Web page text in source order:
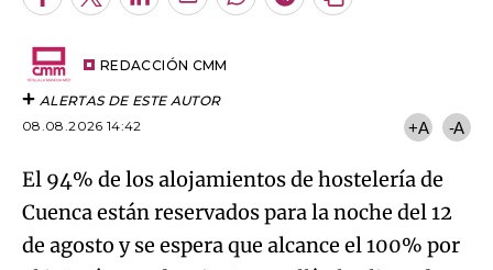
Facebook
TwitterLinkedInEnviarWhatsapp
Telegram
Copiar
REDACCIÓN CMM
ALERTAS DE ESTE AUTOR
08.08.2026 14:42
+A -A
El 94% de los alojamientos de hostelería de
Cuenca están reservados para la noche del 12
de agosto y se espera que alcance el 100% por